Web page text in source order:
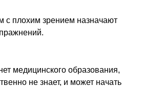
с плохим зрением назначают
медицинского образования,
не знает, и может начать